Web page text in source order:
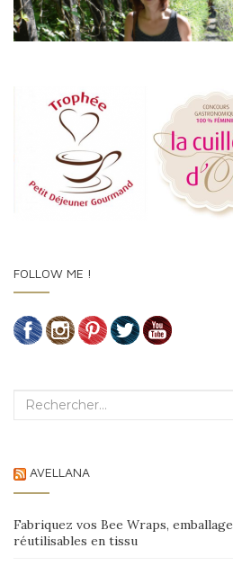
FOLLOW ME !
Recherche :
AVELLANA
Fabriquez vos Bee Wraps,
réutilisables en tissu